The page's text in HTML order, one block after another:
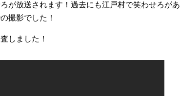
が放送されます！過去にも江戸村で笑わせろがあ
撮影でした！
しました！